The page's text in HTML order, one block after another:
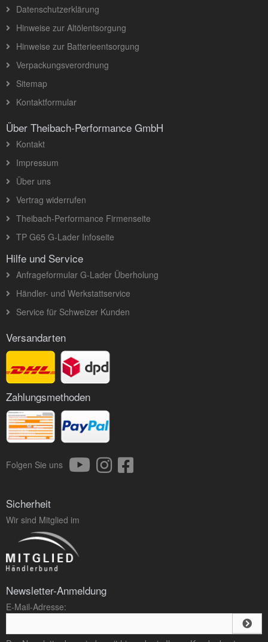
Datenschutzerklärung
Hinweise zur Altölentsorgung
Hinweise zur Batterieentsorgung
Verpackungsverordnung
Sitemap
Kontaktformular
Über Theibach-Performance GmbH
Kontakt
Impressum
Über uns
Vertrag widerrufen
Theibach-Performance Firmenseite
TP G65 G-Lader Infoseite
Hilfe und Service
Anfrageformular G-Lader Überholung
Händler- und Werkstattservice
Service für Schweizer Kunden
Versandarten
Zahlungsmethoden
Folgen Sie uns
Sicherheit
Wir sind Mitglied im
Newsletter-Anmeldung
E-Mail-Adresse: